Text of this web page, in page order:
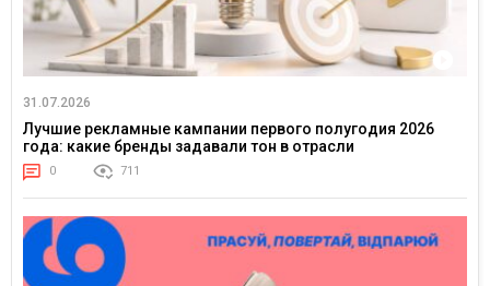
31.07.2026
Лучшие рекламные кампании первого полугодия 2026
года: какие бренды задавали тон в отрасли
0 711